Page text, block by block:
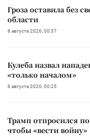
Гроза оставила без
области
8 августа 2026, 00:37
Кулеба назвал
«только началом»
8 августа 2026, 00:25
Трамп отпросился
чтобы «вести войну»